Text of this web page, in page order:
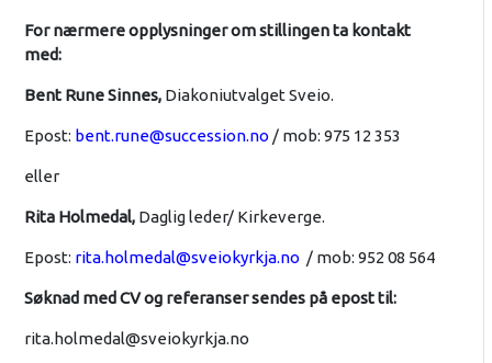
For nærmere opplysninger om stillingen ta kontakt
med:
Bent Rune Sinnes,Diakoniutvalget Sveio.
Epost: bent.rune@succession.no / mob: 975 12 353
eller
Rita Holmedal,Daglig leder/ Kirkeverge.
Epost: rita.holmedal@sveiokyrkja.no / mob: 952 08 564
Søknad med CV og referanser sendes på epost til:
rita.holmedal@sveiokyrkja.no